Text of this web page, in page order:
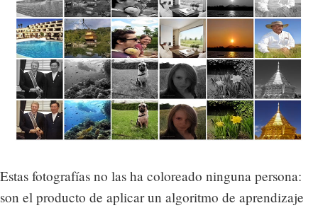
Estas fotografías no las ha coloreado ninguna persona:
son el producto de aplicar un algoritmo de aprendizaje